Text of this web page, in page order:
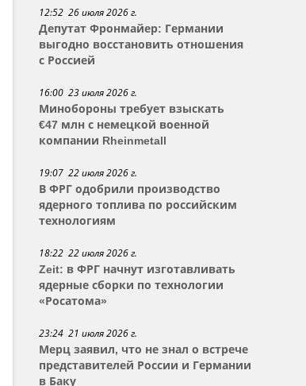
12:52 26 июля 2026 г.
Депутат Фронмайер: Германии
выгодно восстановить отношения
с Россией
16:00 23 июля 2026 г.
Минобороны требует взыскать
€47 млн с немецкой военной
компании Rheinmetall
19:07 22 июля 2026 г.
В ФРГ одобрили производство
ядерного топлива по российским
технологиям
18:22 22 июля 2026 г.
Zeit: в ФРГ начнут изготавливать
ядерные сборки по технологии
«Росатома»
23:24 21 июля 2026 г.
Мерц заявил, что не знал о встрече
представителей России и Германии
в Баку